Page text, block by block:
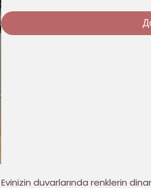
Evinizin duvarlarında renklerin